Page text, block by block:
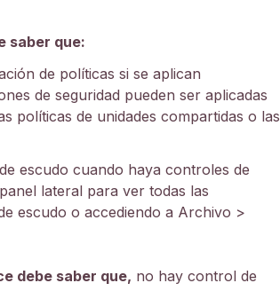
saber que:
de políticas si se aplican
de seguridad pueden ser aplicadas
políticas de unidades compartidas o las
escudo cuando haya controles de
lateral para ver todas las
escudo o accediendo a Archivo >
debe saber que, no hay control de